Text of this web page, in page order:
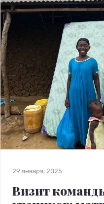
29 января, 2025
Визит